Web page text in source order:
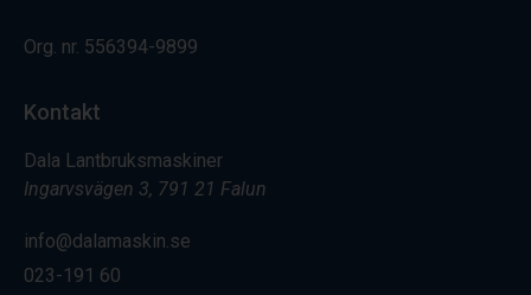
Org. nr. 556394-9899
Kontakt
Dala Lantbruksmaskiner
Ingarvsvägen 3, 791 21 Falun
info@dalamaskin.se
023-191 60